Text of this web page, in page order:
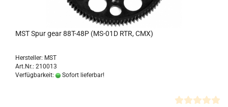
MST Spur gear 88T-48P (MS-01D RTR, CMX)
Hersteller: MST
Art.Nr.: 210013
Verfügbarkeit:
Sofort lieferbar!